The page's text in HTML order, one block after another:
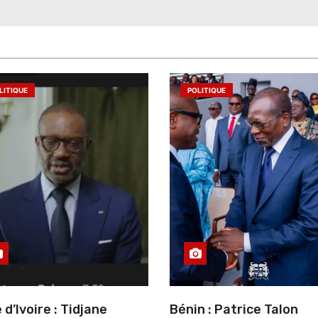
d’Ivoire : Tidjane
POLITIQUE
Bénin : Patrice Talon